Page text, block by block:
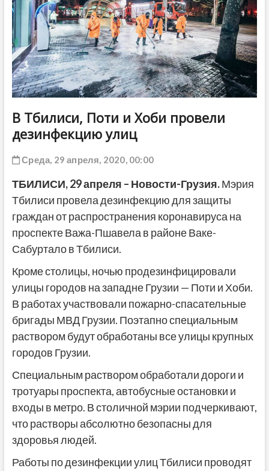
В Тбилиси, Поти и Хоби провели
дезинфекцию улиц
Среда, 29 апреля, 2020, 00:00
ТБИЛИСИ,29 апреля – Новости-Грузия.Мэрия
Тбилиси провела дезинфекцию для защиты
граждан от распространения коронавируса на
проспекте Важа-Пшавела в районе Ваке-
Сабуртало в Тбилиси.
Кроме столицы, ночью продезинфицировали
улицы городов на западне Грузии — Поти и Хоби.
В работах участвовали пожарно-спасательные
бригады МВД Грузии. Поэтапно специальным
раствором будут обработаны все улицы крупных
городов Грузии.
Специальным раствором обработали дороги и
тротуары проспекта, автобусные остановки и
входы в метро. В столичной мэрии подчеркивают,
что растворы абсолютно безопасны для
здоровья людей.
Работы по дезинфекции улиц Тбилиси проводят